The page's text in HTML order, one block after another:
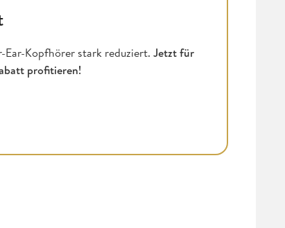
Ear-Kopfhörer stark reduziert.Jetzt für
profitieren!